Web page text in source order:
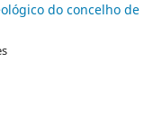
do concelho de